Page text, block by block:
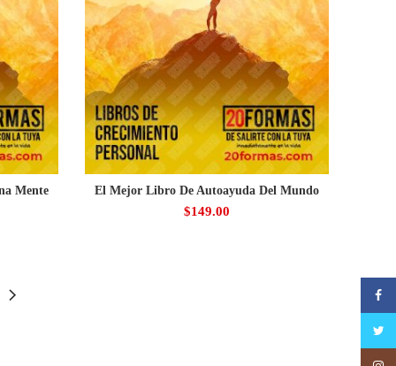
Mente
El Mejor Libro De Autoayuda Del Mundo
$149.00